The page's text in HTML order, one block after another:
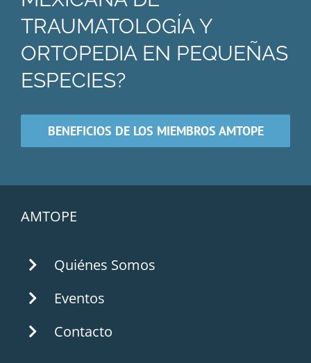
TRAUMATOLOGÍA Y
ORTOPEDIA EN PEQUEÑAS
ESPECIES?
BENEFICIOS DE LOS MIEMBROS AMTOPE
AMTOPE
Quiénes Somos
Eventos
Contacto